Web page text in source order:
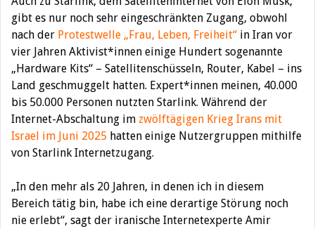
gibt es nur noch sehr eingeschränkten Zugang, obwohl
nach der Protestwelle „Frau, Leben, Freiheit“ in Iran vor
vier Jahren Aktivist*innen einige Hundert sogenannte
„Hardware Kits“ – Satellitenschüsseln, Router, Kabel – ins
Land geschmuggelt hatten. Expert*innen meinen, 40.000
bis 50.000 Personen nutzten Starlink. Während der
Internet-Abschaltung im zwölftägigen Krieg Irans mit
Israel im Juni 2025 hatten einige Nutzergruppen mithilfe
von Starlink Internetzugang.
„In den mehr als 20 Jahren, in denen ich in diesem
Bereich tätig bin, habe ich eine derartige Störung noch
nie erlebt“, sagt der iranische Internetexperte Amir